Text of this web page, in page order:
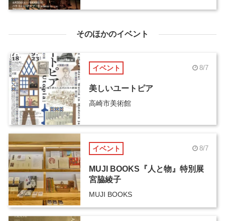
そのほかのイベント
イベント 8/7
美しいユートピア
高崎市美術館
イベント 8/7
MUJI BOOKS『人と物』特別展
宮脇綾子
MUJI BOOKS